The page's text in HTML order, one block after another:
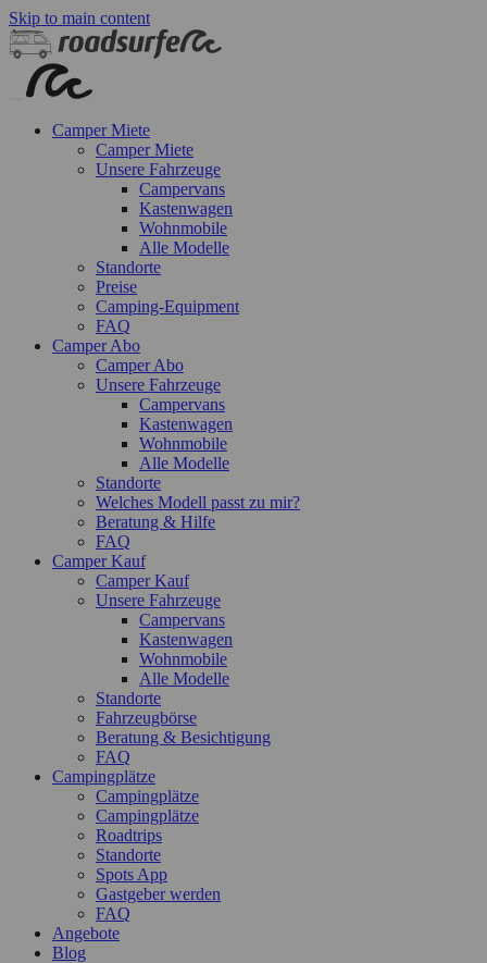
Skip to main content
Camper Miete
Camper Miete
Unsere Fahrzeuge
Campervans
Kastenwagen
Wohnmobile
Alle Modelle
Standorte
Preise
Camping-Equipment
FAQ
Camper Abo
Camper Abo
Unsere Fahrzeuge
Campervans
Kastenwagen
Wohnmobile
Alle Modelle
Standorte
Welches Modell passt zu mir?
Beratung & Hilfe
FAQ
Camper Kauf
Camper Kauf
Unsere Fahrzeuge
Campervans
Kastenwagen
Wohnmobile
Alle Modelle
Standorte
Fahrzeugbörse
Beratung & Besichtigung
FAQ
Campingplätze
Campingplätze
Campingplätze
Roadtrips
Standorte
Spots App
Gastgeber werden
FAQ
Angebote
Blog